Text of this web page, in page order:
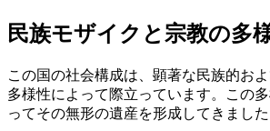
民族モザイクと宗教の多
この国の社会構成は、顕著な民族的お
多様性によって際立っています。この
ってその無形の遺産を形成してきました